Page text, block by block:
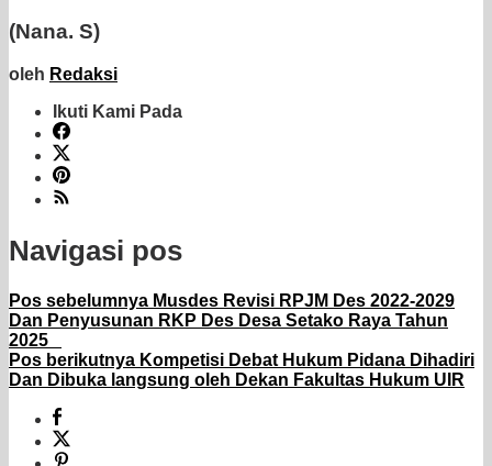
(Nana. S)
oleh Redaksi
Ikuti Kami Pada
Navigasi pos
Pos sebelumnya Musdes Revisi RPJM Des 2022-2029
Dan Penyusunan RKP Des Desa Setako Raya Tahun
2025
Pos berikutnya Kompetisi Debat Hukum Pidana Dihadiri
Dan Dibuka langsung oleh Dekan Fakultas Hukum UIR